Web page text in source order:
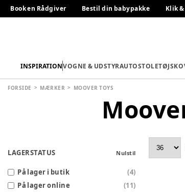
Book en Rådgiver Bestil din babypakke Klik
INSPIRATIONVOGNE & UDSTYRAUTOSTOLETØJSKO
FORSIDE MÆRKER MOOVER TOYS
LAGERSTATUS Nulstil
På lager i butik (4)
På lager online
(11)